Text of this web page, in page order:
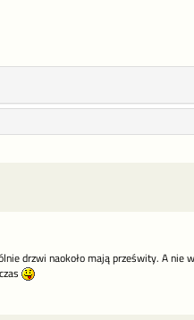
drzwi naokoło mają prześwity. A nie